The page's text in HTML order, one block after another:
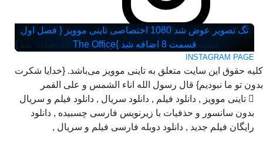
تگ تصویر عوض شد 1080 اختصاصی تاینی موویز { فصل اول
قسمت 1 اضافه شد }
Fightland
تگ تصویر عوض شد 1080 اختصاصی تاینی موویز { فصل سوم
قسمت 3 اضافه شد }
Granite Harbour
تگ تصویر عوض شد 1080 اختصاصی تاینی موویز { فصل اول
قسمت 6 اضافه شد }
The Bombing of Pan Am 103
تگ تصویر عوض شد 1080 اختصاصی تاینی موویز { فصل سوم
قسمت 7 اضافه شد }
House of the Dragon
تگ تصویر عوض شد 1080 اختصاصی تاینی موویز { فصل سوم
قسمت 2 اضافه شد }
The Walking Dead: Dead City
تگ تصویر عوض شد 1080 اختصاصی تاینی موویز { فصل سوم
قسمت 1 اضافه شد }
Special Ops: Lioness
{ فصل سوم قسمت 25 اضافه شد }
تگ تصویر عوض شد 1080 اختصاصی تاینی موویز { فصل اول
قسمت 8 اضافه شد }
The Office مشاهده در اینستاگرام
INSTAGRAM PAGE
کلیه حقوق این سایت متعلق به تاینی موویز می‌باشد. {خدایا شکرت
بدون تو ما نبودیم} قال رسول الله اناء الشمس و علی القمر
تاینی موویز , دانلود فیلم , دانلود سریال , دانلود فیلم و سریال
بدون سانسور و حذفیات با زیرنویس فارسی چسبیده , دانلود
رایگان فیلم جدید , دانلود دوبله فارسی فیلم و سریال ,